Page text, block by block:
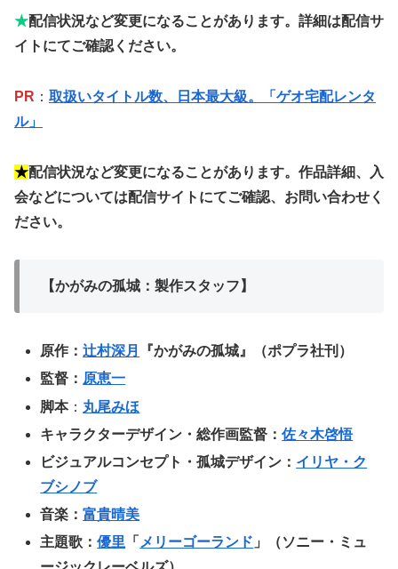
★配信状況など変更になることがあります。詳細は配信サ
イトにてご確認ください。
PR ： 取扱いタイトル数、日本最大級。「ゲオ宅配レンタ
ル」
★配信状況など変更になることがあります。作品詳細、入
会などについては配信サイトにてご確認、お問い合わせく
ださい。
【かがみの孤城：製作スタッフ】
原作：辻村深月
『かがみの孤城』（ポプラ社刊）
監督： 原恵一
脚本： 丸尾みほ
キャラクターデザイン・総作画監督：佐々木啓悟
ビジュアルコンセプト・孤城デザイン： イリヤ・ク
ブシノブ
音楽：富貴晴美
主題歌：優里 「 メリーゴーランド 」（ソニー・ミュ